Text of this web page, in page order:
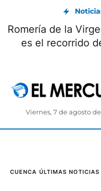
Romería de la
es el recorrido
Viernes, 7 de agosto
CUENCA ÚLTIMAS NOTICIAS